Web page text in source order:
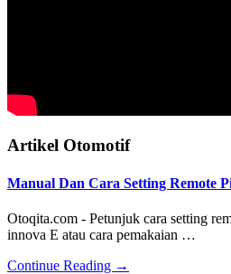
Artikel Otomotif
Manual Dan Cara Setting Remote
Otoqita.com - Petunjuk cara setting
innova E atau cara pemakaian …
Continue Reading about
→